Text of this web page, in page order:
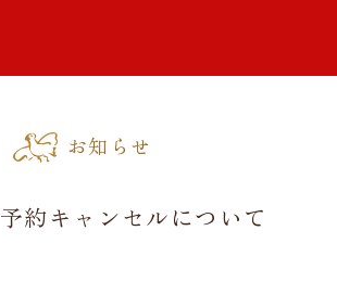
お知らせ
予約キャンセルについて